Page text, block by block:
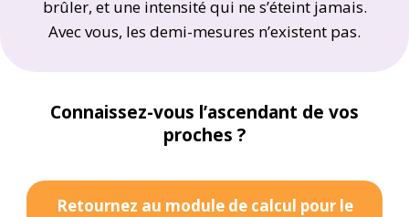
brûler, et une intensité qui ne s’éteint jamais.
Avec vous, les demi-mesures n’existent pas.
Connaissez-vous l’ascendant de vos
proches ?
Retournez au module de calcul pour le